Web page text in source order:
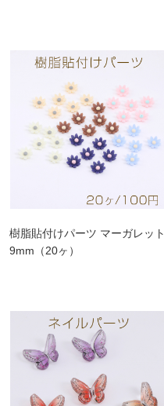
樹脂貼付けパーツ マーガレット
9mm（20ヶ）